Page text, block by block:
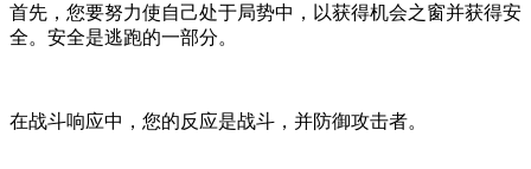
首先，您要努力使自己处于局势中，以获得机会之窗并获得安
全。安全是逃跑的一部分。
在战斗响应中，您的反应是战斗，并防御攻击者。